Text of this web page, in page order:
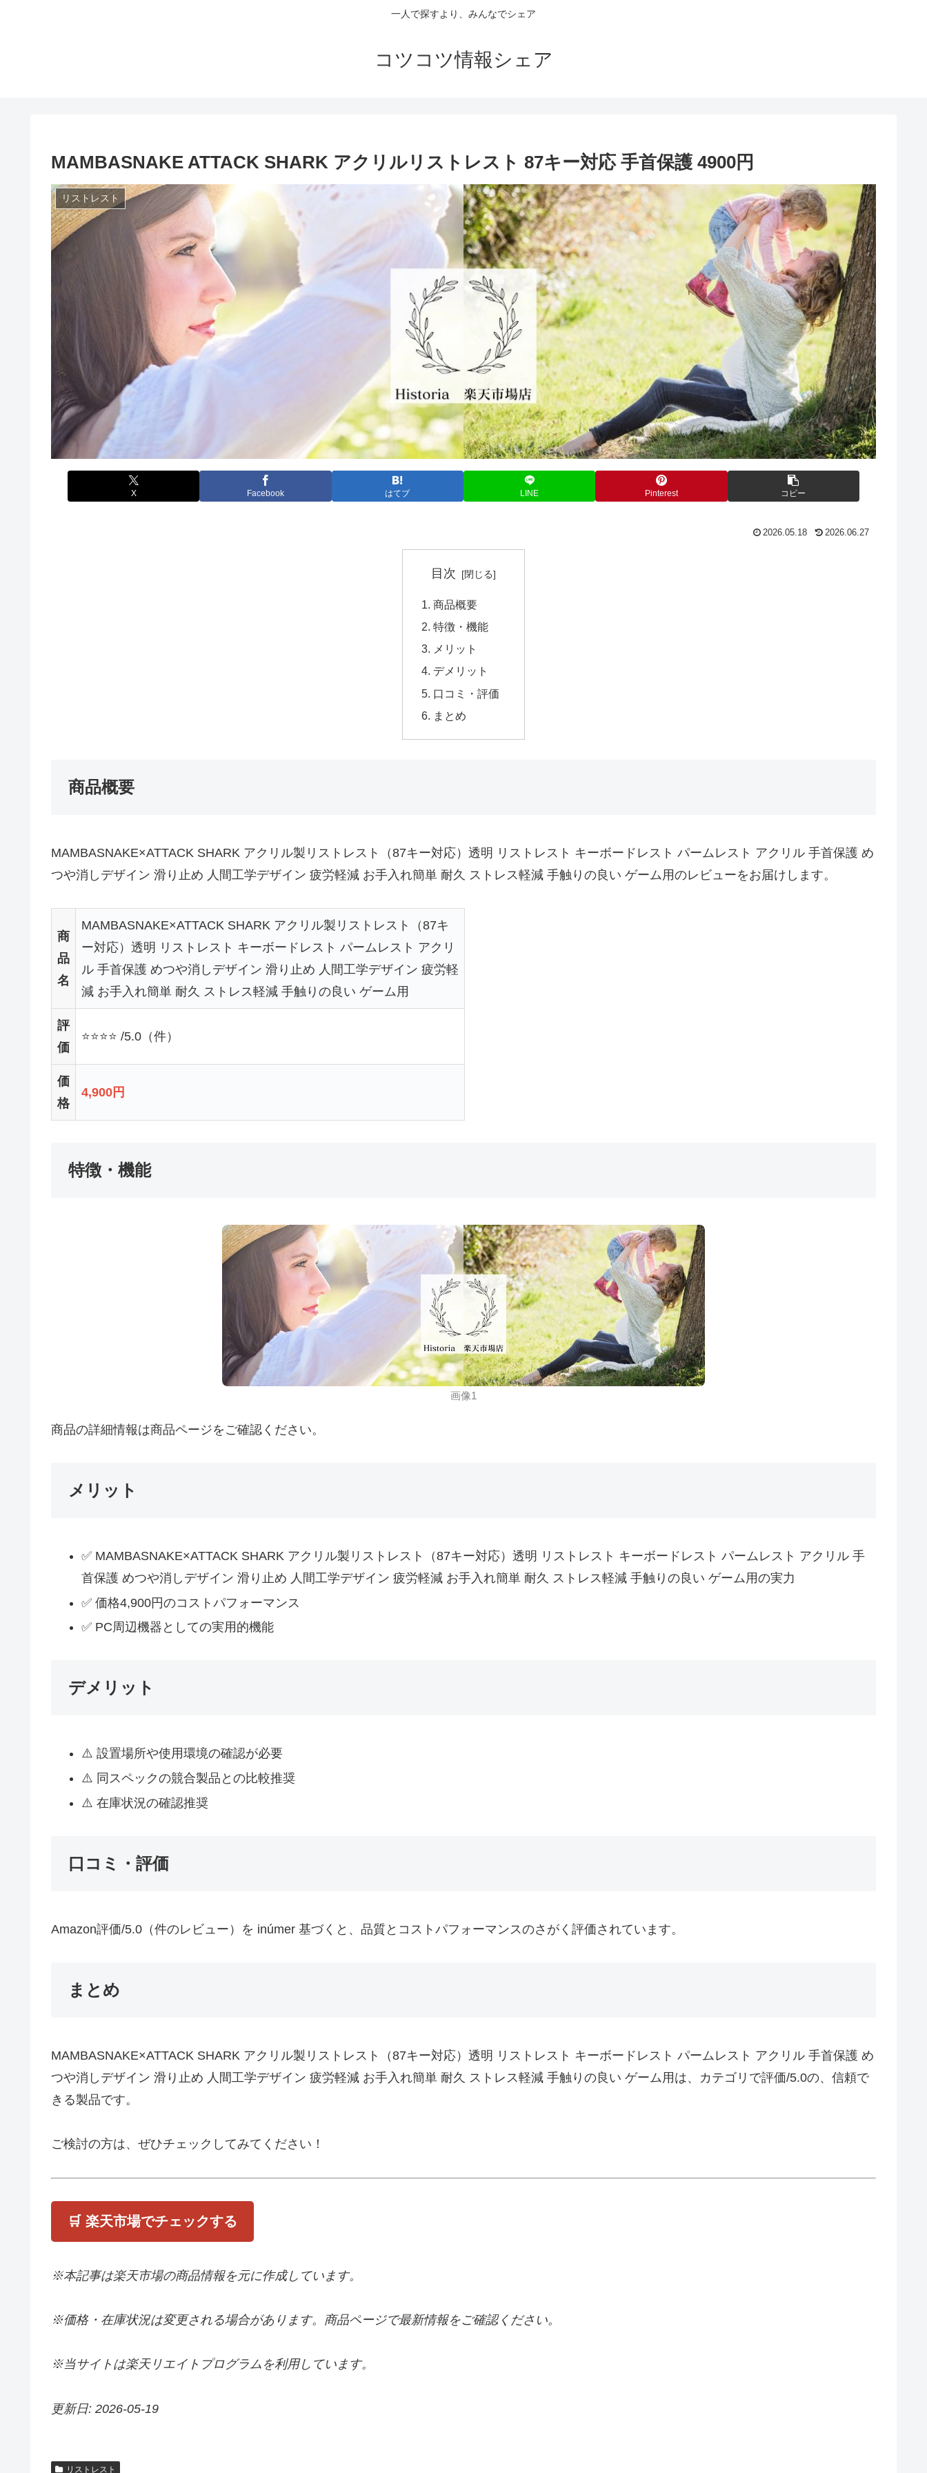
一人で探すより、みんなでシェア
コツコツ情報シェア
MAMBASNAKE ATTACK SHARK アクリルリストレスト 87キー対応 手首保護 4900円
リストレスト
X Facebook はてブ LINE Pinterest コピー
2026.05.18 2026.06.27
目次
商品概要
特徴・機能
メリット
デメリット
口コミ・評価
まとめ
商品概要
MAMBASNAKE×ATTACK SHARK アクリル製リストレスト（87キー対応）透明 リストレスト キーボードレスト パームレスト アクリル 手首保護 め
つや消しデザイン 滑り止め 人間工学デザイン 疲労軽減 お手入れ簡単 耐久 ストレス軽減 手触りの良い ゲーム用のレビューをお届けします。
商
品
名
MAMBASNAKE×ATTACK SHARK アクリル製リストレスト（87キ
ー対応）透明 リストレスト キーボードレスト パームレスト アクリ
ル 手首保護 めつや消しデザイン 滑り止め 人間工学デザイン 疲労軽
減 お手入れ簡単 耐久 ストレス軽減 手触りの良い ゲーム用
評
価
⭐⭐⭐⭐ /5.0（件）
価
格
4,900円
特徴・機能
画像1
商品の詳細情報は商品ページをご確認ください。
メリット
✅ MAMBASNAKE×ATTACK SHARK アクリル製リストレスト（87キー対応）透明 リストレスト キーボードレスト パームレスト アクリル 手
首保護 めつや消しデザイン 滑り止め 人間工学デザイン 疲労軽減 お手入れ簡単 耐久 ストレス軽減 手触りの良い ゲーム用の実力
✅ 価格4,900円のコストパフォーマンス
✅ PC周辺機器としての実用的機能
デメリット
⚠️ 設置場所や使用環境の確認が必要
⚠️ 同スペックの競合製品との比較推奨
⚠️ 在庫状況の確認推奨
口コミ・評価
Amazon評価/5.0（件のレビュー）を inúmer 基づくと、品質とコストパフォーマンスのさがく評価されています。
まとめ
MAMBASNAKE×ATTACK SHARK アクリル製リストレスト（87キー対応）透明 リストレスト キーボードレスト パームレスト アクリル 手首保護 め
つや消しデザイン 滑り止め 人間工学デザイン 疲労軽減 お手入れ簡単 耐久 ストレス軽減 手触りの良い ゲーム用は、カテゴリで評価/5.0の、信頼で
きる製品です。
ご検討の方は、ぜひチェックしてみてください！
🛒 楽天市場でチェックする
※本記事は楽天市場の商品情報を元に作成しています。
※価格・在庫状況は変更される場合があります。商品ページで最新情報をご確認ください。
※当サイトは楽天リエイトプログラムを利用しています。
更新日: 2026-05-19
リストレスト